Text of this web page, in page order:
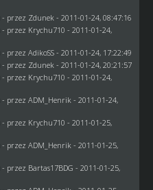
- przez Zdunek - 2011-01-24, 08:47:16
- przez Krychu710 - 2011-01-24,
- przez AdikoSS - 2011-01-24, 17:22:49
- przez Zdunek - 2011-01-24, 20:21:57
- przez Krychu710 - 2011-01-24,
- przez ADM_Henrik - 2011-01-24,
- przez Krychu710 - 2011-01-25,
- przez ADM_Henrik - 2011-01-25,
- przez Bartas17BDG - 2011-01-25,